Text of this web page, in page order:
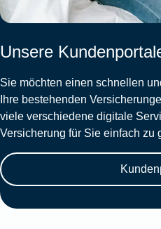
Unsere
Sie möchten einen schnellen
Ihre bestehenden
viele verschiedene digitale
Versicherung für Sie einfach zu